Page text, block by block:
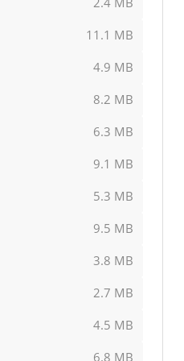
11.1 MB
4.9 MB
8.2 MB
6.3 MB
9.1 MB
5.3 MB
9.5 MB
3.8 MB
2.7 MB
4.5 MB
6.8 MB